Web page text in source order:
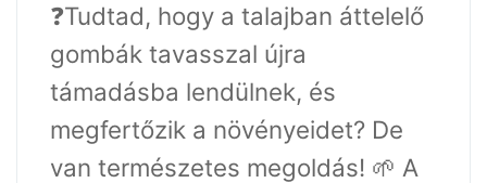
❓Tudtad, hogy a talajban áttelelő
gombák tavasszal újra
támadásba lendülnek, és
megfertőzik a növényeidet? De
van természetes megoldás! 🌱 A